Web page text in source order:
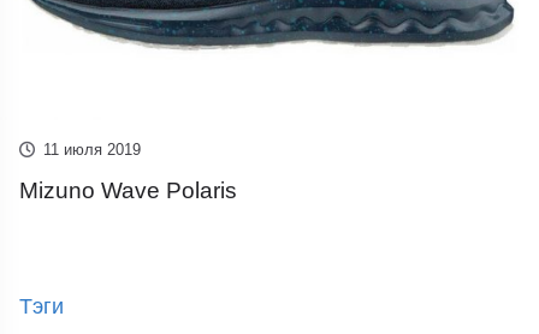
11 июля 2019
Mizuno Wave Polaris
Тэги